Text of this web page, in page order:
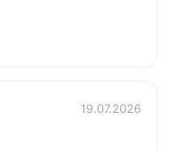
19.07.2026